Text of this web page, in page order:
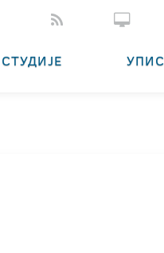
СТУДИЈЕ УПИС